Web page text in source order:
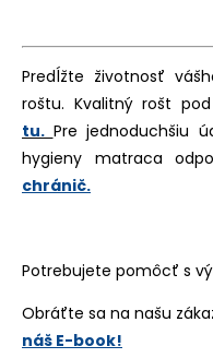
Predĺžte životnosť
roštu. Kvalitný rošt
tu. Pre jednoduchšiu
hygieny matraca
chránič.
Potrebujete pomôcť s
Obráťte sa na našu
náš E-book!